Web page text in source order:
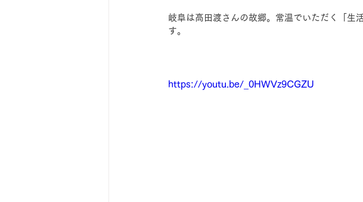
岐阜は高田渡さんの故郷。常温でいただく「生
す。
https://youtu.be/_0HWVz9CGZU